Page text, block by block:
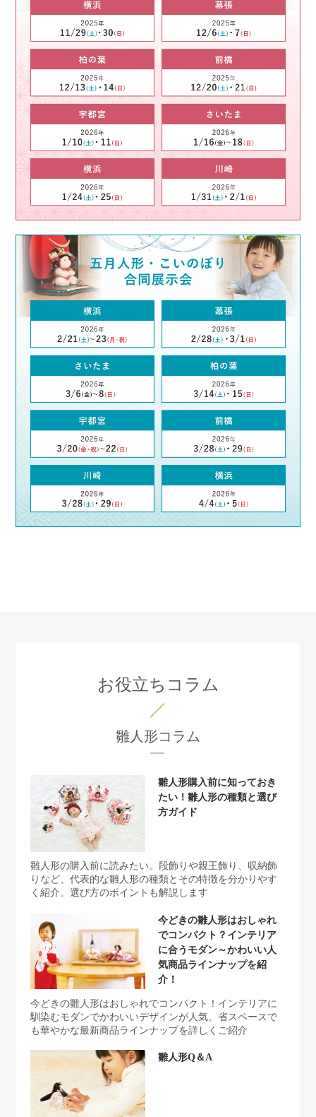
お役立ちコラム
雛人形コラム
雛人形購入前に知っておき
たい！雛人形の種類と選び
方ガイド
雛人形の購入前に読みたい。段飾りや親王飾り、収納飾
りなど、代表的な雛人形の種類とその特徴を分かりやす
く紹介。選び方のポイントも解説します
今どきの雛人形はおしゃれ
でコンパクト？インテリア
に合うモダン～かわいい人
気商品ラインナップを紹
介！
今どきの雛人形はおしゃれでコンパクト！インテリアに
馴染むモダンでかわいいデザインが人気。省スペースで
も華やかな最新商品ラインナップを詳しくご紹介
雛人形Q＆A